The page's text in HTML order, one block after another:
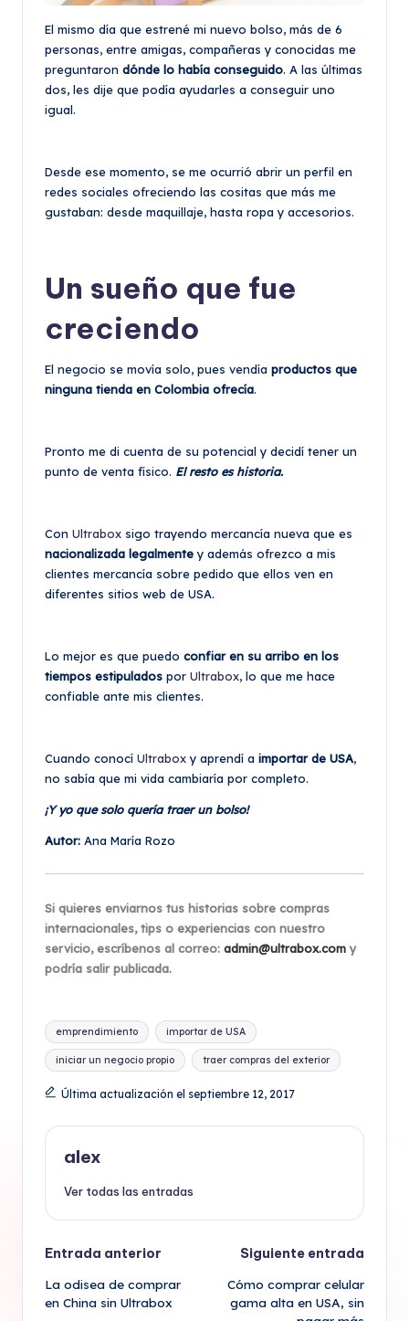
El mismo día que estrené mi nuevo bolso, más de 6
personas, entre amigas, compañeras y conocidas me
preguntaron dónde lo había conseguido. A las últimas
dos, les dije que podía ayudarles a conseguir uno
igual.
Desde ese momento, se me ocurrió abrir un perfil en
redes sociales ofreciendo las cositas que más me
gustaban: desde maquillaje, hasta ropa y accesorios.
Un sueño que fue
creciendo
El negocio se movía solo, pues vendía productos que
ninguna tienda en Colombia ofrecía.
Pronto me di cuenta de su potencial y decidí tener un
punto de venta físico. El resto es historia.
Con Ultrabox sigo trayendo mercancía nueva que es
nacionalizada legalmentey además ofrezco a mis
clientes mercancía sobre pedido que ellos ven en
diferentes sitios web de USA.
Lo mejor es que puedo confiar en su arribo en los
tiempos estipulados por Ultrabox, lo que me hace
confiable ante mis clientes.
Cuando conocí Ultraboxy aprendí a importar de USA,
no sabía que mi vida cambiaría por completo.
¡Y yo que solo quería traer un bolso!
Autor: Ana María Rozo
Si quieres enviarnos tus historias sobre compras
internacionales, tips o experiencias con nuestro
servicio, escríbenos al correo: admin@ultrabox.comy
podría salir publicada.
Etiquetas:
emprendimiento importar de USA
iniciar un negocio propio traer compras del exterior
Última actualización el septiembre 12, 2017
alex
Ver todas las entradas
Navegación
de
Entrada anterior
La odisea de comprar
en China sin Ultrabox
Siguiente entrada
Cómo comprar celular
gama alta en USA, sin